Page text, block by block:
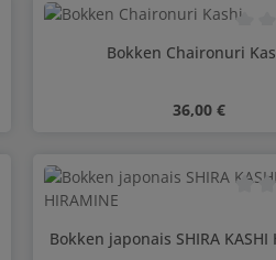
0 sur 5 étoiles Note
Bokken Chaironuri
Prix régulier :
36,00 €
Quantité de
0 sur 5 étoiles
Bokken japonais SHIRA KASHI